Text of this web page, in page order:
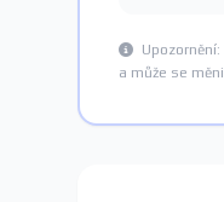
a může se